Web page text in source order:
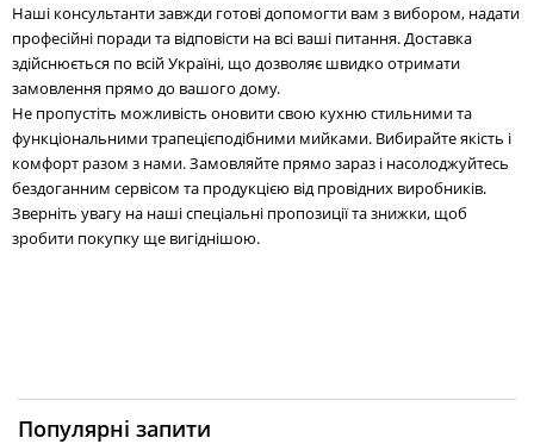
Наші консультанти завжди готові допомогти вам з вибором, надати
професійні поради та відповісти на всі ваші питання. Доставка
здійснюється по всій Україні, що дозволяє швидко отримати
замовлення прямо до вашого дому.
Не пропустіть можливість оновити свою кухню стильними та
функціональними трапецієподібними мийками. Вибирайте якість і
комфорт разом з нами. Замовляйте прямо зараз і насолоджуйтесь
бездоганним сервісом та продукцією від провідних виробників.
Зверніть увагу на наші спеціальні пропозиції та знижки, щоб
зробити покупку ще вигіднішою.
Популярні запити